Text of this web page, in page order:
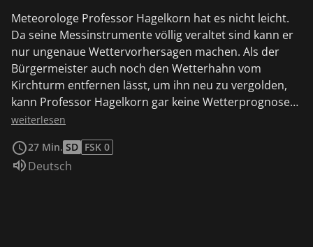
Meteorologe Professor Hagelkorn hat es nicht leicht.
Da seine Messinstrumente völlig veraltet sind kann er
nur ungenaue Wettervorhersagen machen. Als der
Bürgermeister auch noch den Wetterhahn vom
Kirchturm entfernen lässt, um ihn neu zu vergolden,
kann Professor Hagelkorn gar keine Wetterprognose
mehr stellen. Benjamin will seinem Freund helfen und
in bester Ordnung, gäbe es nicht die beiden Ganoven
Hinki und Pinki und käme nicht ein Unwetter auf
weiterlesen
27 Min. SD FSK 0
Sprache:
Deutsch